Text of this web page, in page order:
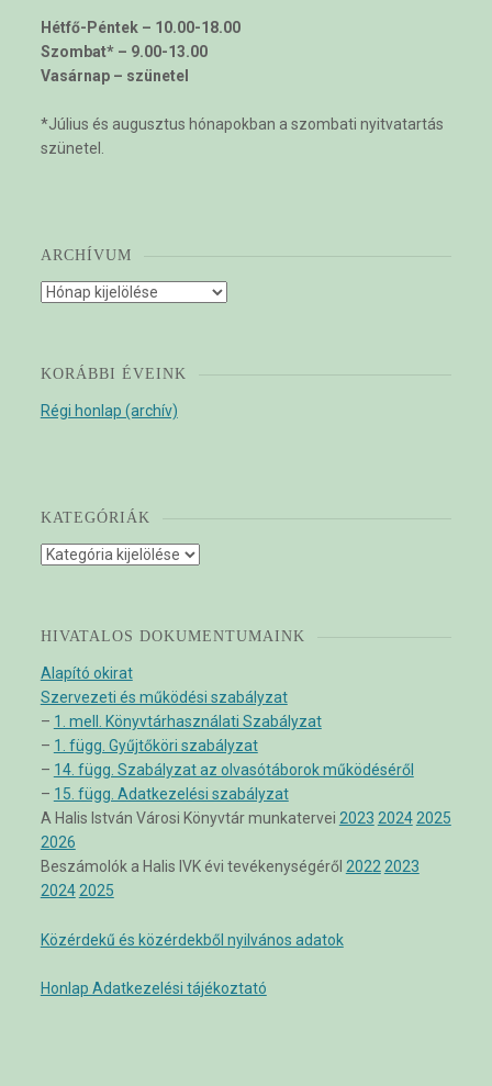
Hétfő-Péntek – 10.00-18.00
Szombat* – 9.00-13.00
Vasárnap – szünetel
*Július és augusztus hónapokban a szombati nyitvatartás
szünetel.
ARCHÍVUM
Archívum
KORÁBBI ÉVEINK
Régi honlap (archív)
KATEGÓRIÁK
Kategóriák
HIVATALOS DOKUMENTUMAINK
Alapító okirat
Szervezeti és működési szabályzat
– 1. mell. Könyvtárhasználati Szabályzat
– 1. függ. Gyűjtőköri szabályzat
– 14. függ. Szabályzat az olvasótáborok működéséről
– 15. függ. Adatkezelési szabályzat
A Halis István Városi Könyvtár munkatervei 2023 2024 2025
2026
Beszámolók a Halis IVK évi tevékenységéről 2022 2023
2024 2025
Közérdekű és közérdekből nyilvános adatok
Honlap Adatkezelési tájékoztató